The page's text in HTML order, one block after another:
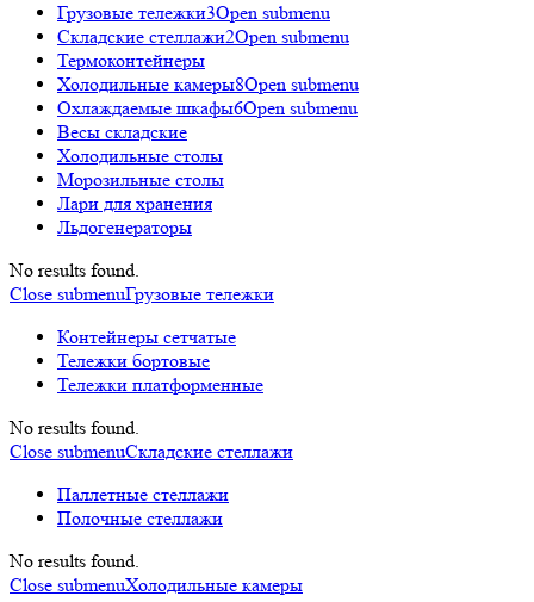
Грузовые тележки3Open submenu
Складские стеллажи2Open submenu
Термоконтейнеры
Холодильные камеры8Open submenu
Охлаждаемые шкафы6Open submenu
Весы складские
Холодильные столы
Морозильные столы
Лари для хранения
Льдогенераторы
No results found.
Close submenuГрузовые тележки
Контейнеры сетчатые
Тележки бортовые
Тележки платформенные
No results found.
Close submenuСкладские стеллажи
Паллетные стеллажи
Полочные стеллажи
No results found.
Close submenuХолодильные камеры